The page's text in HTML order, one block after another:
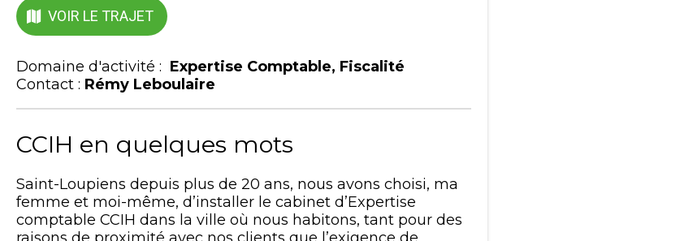
VOIR LE TRAJET
Domaine d'activité : Expertise Comptable, Fiscalité
Contact : Rémy Leboulaire
CCIH en quelques mots
Saint-Loupiens depuis plus de 20 ans, nous avons choisi, ma
femme et moi-même, d’installer le cabinet d’Expertise
comptable CCIH dans la ville où nous habitons, tant pour des